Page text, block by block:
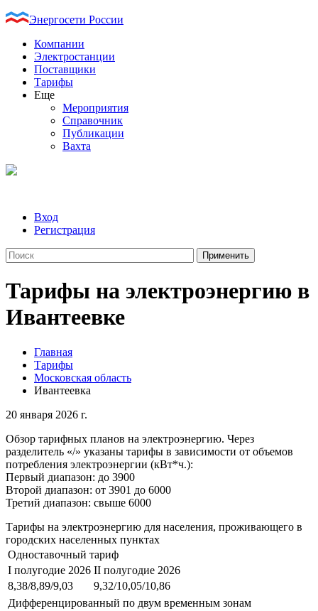
Энергосети России
Компании
Электростанции
Поставщики
Тарифы
Еще
Мероприятия
Справочник
Публикации
Вахта
Вход
Регистрация
Тарифы на электроэнергию в
Ивантеевке
Главная
Тарифы
Московская область
Ивантеевка
20 января 2026 г.
Обзор тарифных планов на электроэнергию. Через
разделитель «/» указаны тарифы в зависимости от объемов
потребления электроэнергии (кВт*ч.):
Первый диапазон: до 3900
Второй диапазон: от 3901 до 6000
Третий диапазон: свыше 6000
Тарифы на электроэнергию для населения, проживающего в
городских населенных пунктах
Одноставочный тариф
I полугодие 2026 II полугодие 2026
8,38/8,89/9,03
9,32/10,05/10,86
Дифференцированный по двум временным зонам